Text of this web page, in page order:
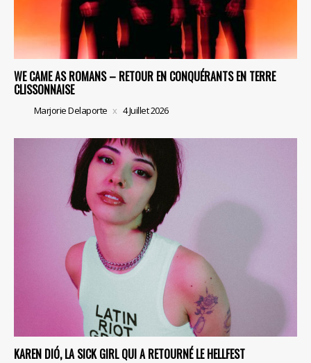
WE CAME AS ROMANS – RETOUR EN CONQUÉRANTS EN TERRE
CLISSONNAISE
Marjorie Delaporte 4 Juillet 2026
KAREN DIÓ, LA SICK GIRL QUI A RETOURNÉ LE HELLFEST